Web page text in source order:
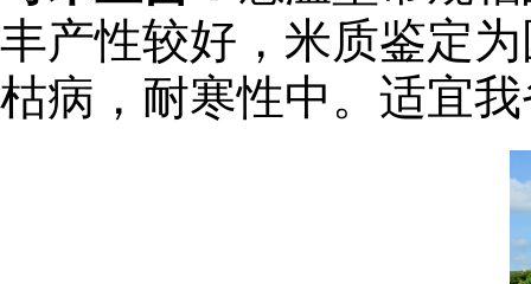
丰产性较好，米质鉴定
枯病，耐寒性中。适宜